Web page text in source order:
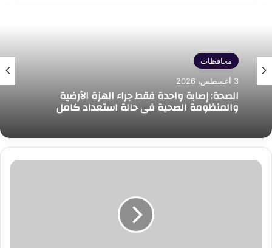
محافظات
3 أغسطس، 2026
الصحة: إصابة واحدة فقط جراء الهزة الأرضية
والمنظومة الصحية في حالة استعداد كامل
رفع